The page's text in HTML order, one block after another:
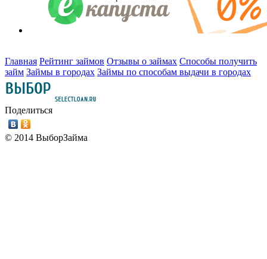
Главная Рейтинг займов Отзывы о займах Способы получить
займ Займы в городах Займы по способам выдачи в городах
Поделиться
© 2014 ВыборЗайма